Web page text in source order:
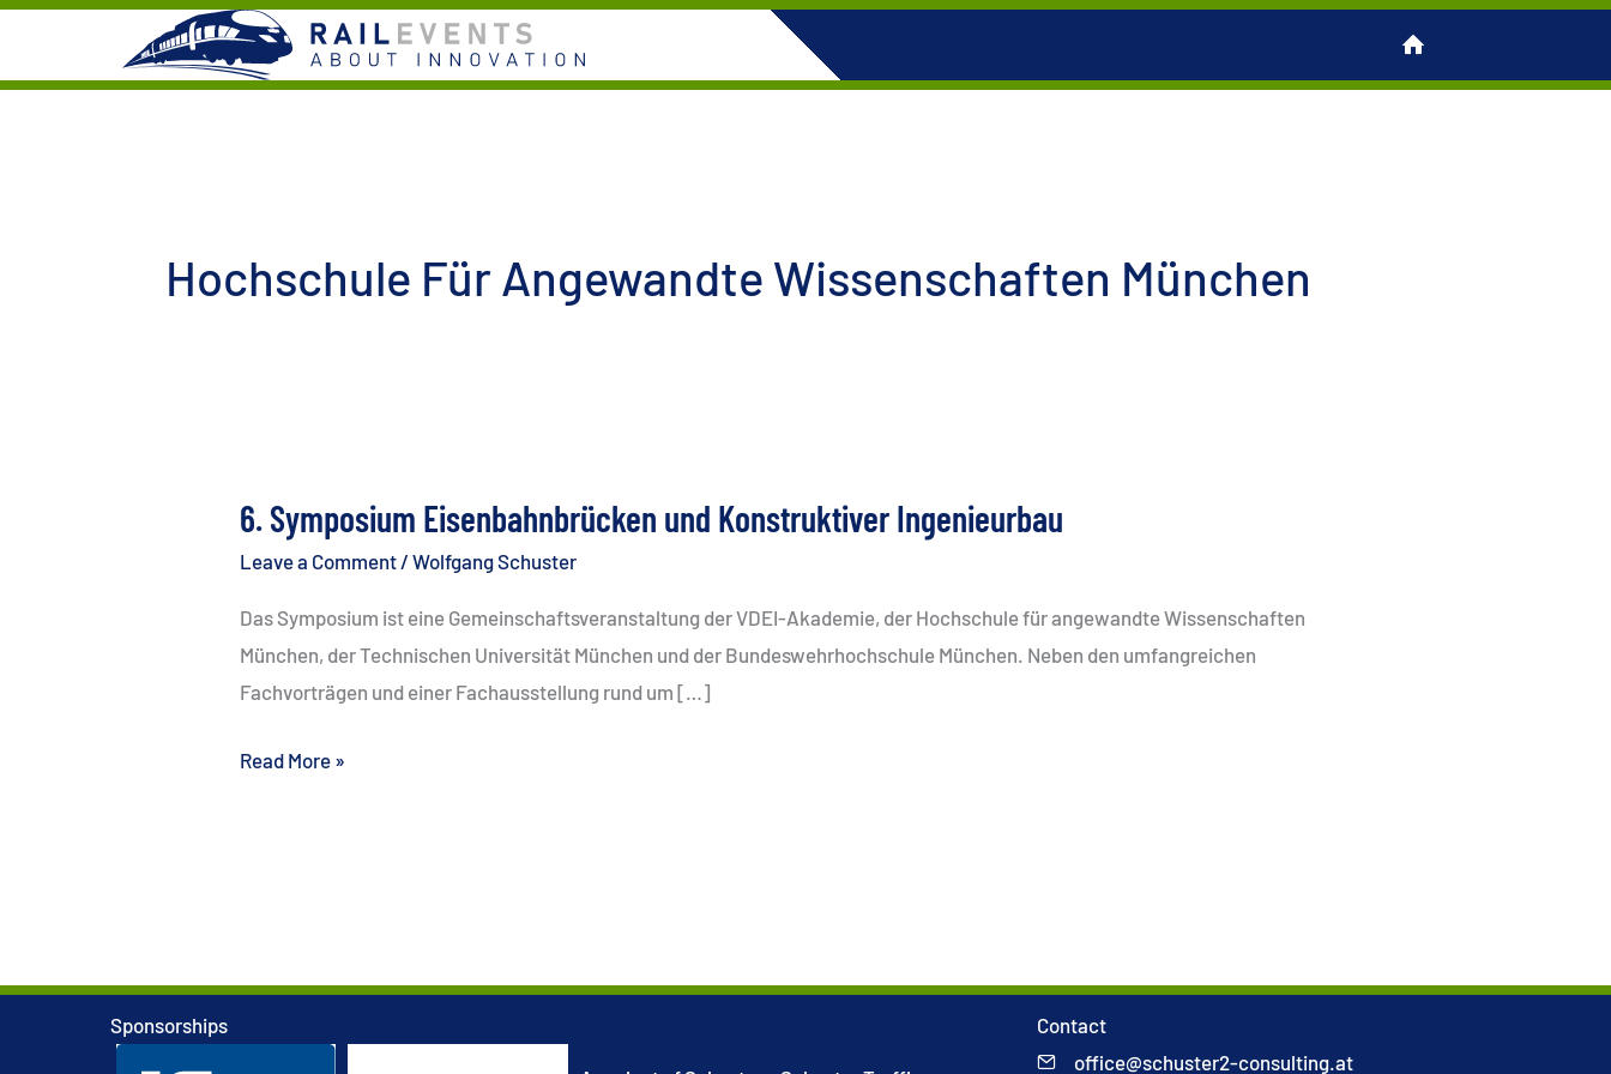
Skip
content
Hochschule Für Angewandte Wissenschaften München
6. Symposium Eisenbahnbrücken und Konstruktiver Ingenieurbau
Leave a Comment /Wolfgang Schuster
Das Symposium ist eine Gemeinschaftsveranstaltung der VDEI-Akademie, der Hochschule für angewandte Wissenschaften
München, der Technischen Universität München und der Bundeswehrhochschule München. Neben den umfangreichen
Fachvorträgen und einer Fachausstellung rund um […]
6.
Read More »
Sponsorships
Contact
office@schuster2-consulting.at